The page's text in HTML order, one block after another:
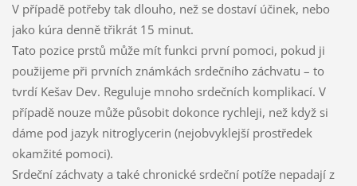
V případě potřeby tak dlouho, než se dostaví účinek, nebo
jako kúra denně třikrát 15 minut.
Tato pozice prstů může mít funkci první pomoci, pokud ji
použijeme při prvních známkách srdečního záchvatu – to
tvrdí Kešav Dev. Reguluje mnoho srdečních komplikací. V
případě nouze může působit dokonce rychleji, než když si
dáme pod jazyk nitroglycerin (nejobvyklejší prostředek
okamžité pomoci).
Srdeční záchvaty a také chronické srdeční potíže nepadají z